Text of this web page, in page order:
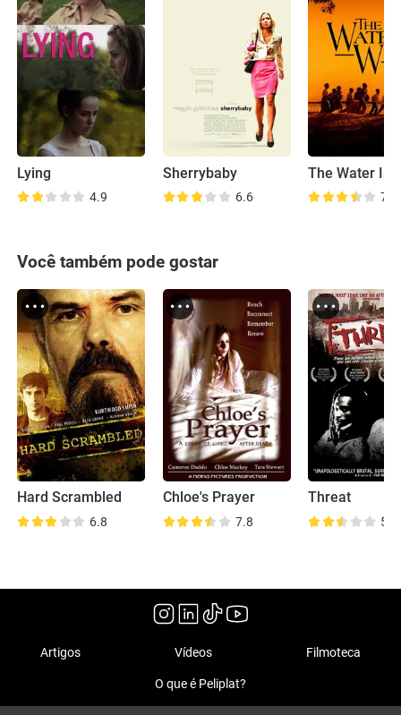
Lying
4.9
Sherrybaby
6.6
The Water Is
7.1
Você também pode gostar
Hard Scrambled
6.8
Chloe's Prayer
7.8
Threat
5.0
Artigos Vídeos Filmoteca
O que é Peliplat?